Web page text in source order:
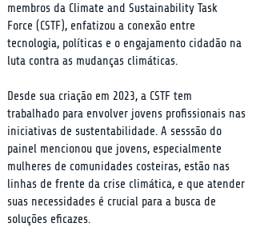
membros da Climate and Sustainability Task
Force (CSTF), enfatizou a conexão entre
tecnologia, políticas e o engajamento cidadão na
luta contra as mudanças climáticas.
Desde sua criação em 2023, a CSTF tem
trabalhado para envolver jovens profissionais nas
iniciativas de sustentabilidade. A sesssão do
painel mencionou que jovens, especialmente
mulheres de comunidades costeiras, estão nas
linhas de frente da crise climática, e que atender
suas necessidades é crucial para a busca de
soluções eficazes.